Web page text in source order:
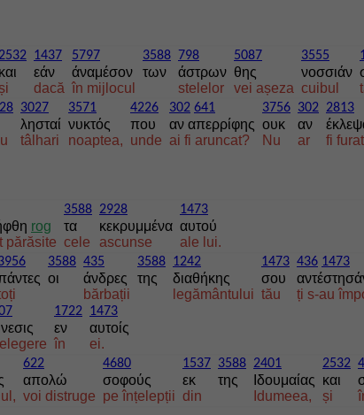
και
și
1437
εάν
dacă
5797
άναμέσον
în mijlocul
3588
των
798
άστρων
stelelor
5087
θης
vei așeza
3555
νοσσιάν
cuibul
3027
λησταί
tâlhari
3571
νυκτός
noaptea,
4226
που
unde
302 641
αν απερρίφης
ai fi aruncat?
3756
ουκ
Nu
302
αν
ar
2813
fi furat
rog
părăsite
3588
τα
cele
2928
κεκρυμμένα
ascunse
1473
αυτού
ale lui.
3588
οι
435
άνδρες
bărbații
3588
της
1242
διαθήκης
legământului
1473
σου
tău
436 1473
ți s-au
1722
εν
în
1473
αυτοίς
ei.
622
απολώ
voi distruge
4680
σοφούς
pe înțelepții
1537
εκ
din
3588
της
2401
Ιδουμαίας
Idumeea,
2532
και
și